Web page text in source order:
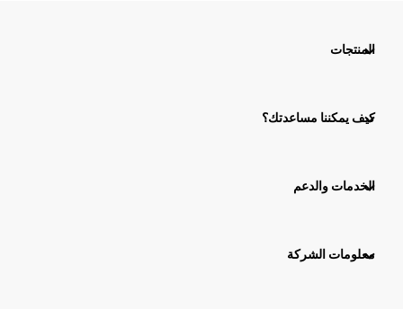
المنتجات
كيف يمكننا مساعدتك؟
الخدمات والدعم
معلومات الشركة